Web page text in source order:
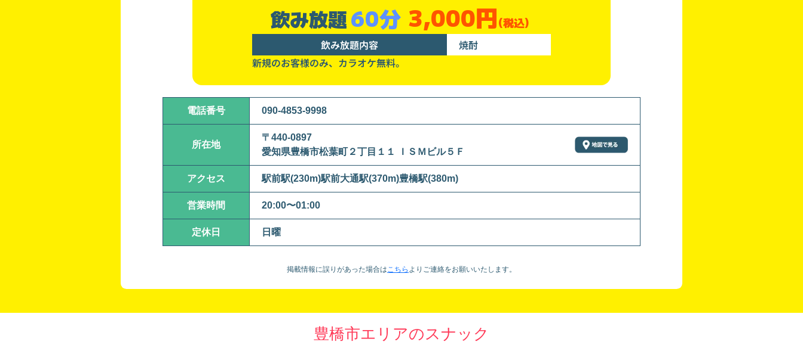
飲み放題60分 3,000円(税込)
飲み放題内容
焼酎
新規のお客様のみ、カラオケ無料。
電話番号 090-4853-9998
所在地
〒440-0897
愛知県豊橋市松葉町２丁目１１ ＩＳＭビル５Ｆ
アクセス 駅前駅(230m)駅前大通駅(370m)豊橋駅(380m)
営業時間 20:00〜01:00
定休日 日曜
掲載情報に誤りがあった場合はこちら より ご連絡をお願いいたします。
豊橋市エリアのスナック